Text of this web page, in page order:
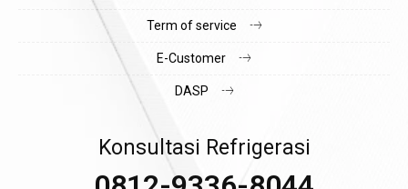
Term of service
E-Customer
DASP
Konsultasi Refrigerasi